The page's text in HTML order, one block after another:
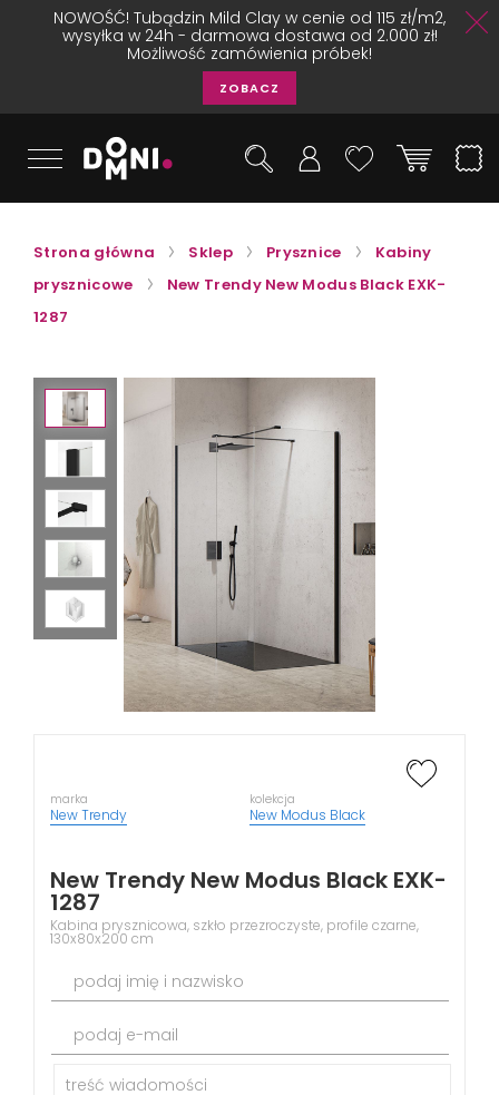
NOWOŚĆ! Tubądzin Mild Clay w cenie od 115 zł/m2,
wysyłka w 24h - darmowa dostawa od 2.000 zł!
Możliwość zamówienia próbek!
ZOBACZ
Strona główna Sklep Prysznice
Kabiny
prysznicowe
New Trendy New Modus Black EXK-
1287
marka
New Trendy
kolekcja
New Modus Black
New Trendy New Modus Black EXK-
1287
Kabina prysznicowa, szkło przezroczyste, profile czarne,
130x80x200 cm
podaj imię i nazwisko
podaj e-mail